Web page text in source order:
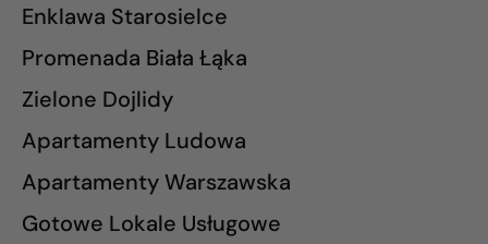
Enklawa Starosielce
Promenada Biała Łąka
Zielone Dojlidy
Apartamenty Ludowa
Apartamenty Warszawska
Gotowe Lokale Usługowe